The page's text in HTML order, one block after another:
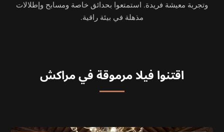
وتجربة معيشة فريدة. استمتعوا بحدائق خاصة ومسابح وإطلالات
مذهلة في بيئة راقية.
اقتنوا فيلا مرموقة في مراكش